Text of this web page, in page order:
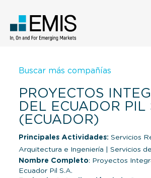
Buscar más compañías
PROYECTOS
DEL ECUADOR PIL
(ECUADOR)
Principales Actividades: Servicios
Arquitectura e Ingeniería
Servicios
Nombre Completo: Proyectos
Ecuador Pil S.A.